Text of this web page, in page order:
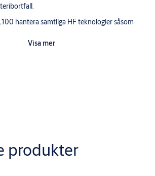
hantera samtliga HF teknologier såsom
Visa mer
Produkt-ID
U
AL580500140
produkter